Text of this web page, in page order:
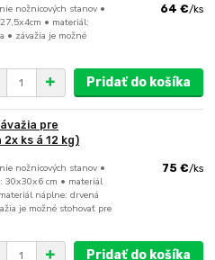
nožnicových stanov •
• materiál:
• závažia je možné
64 €/ks
Pridať do košíka
pre
ks á 12 kg)
nožnicových stanov •
30x30x6 cm • materiál
náplne: drvená
je možné stohovať pre
75 €/ks
Pridať do košíka